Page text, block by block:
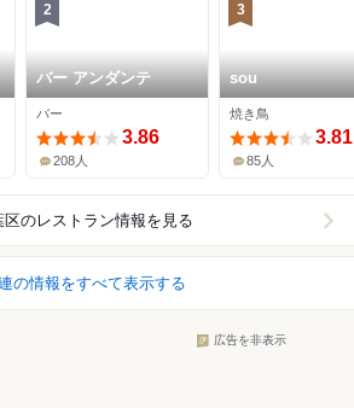
2
バー アンダンテ
バー
3.86
208人
3
sou
焼き鳥
3.81
85人
区のレストラン情報を見る
の情報をすべて表示する
広告を非表示